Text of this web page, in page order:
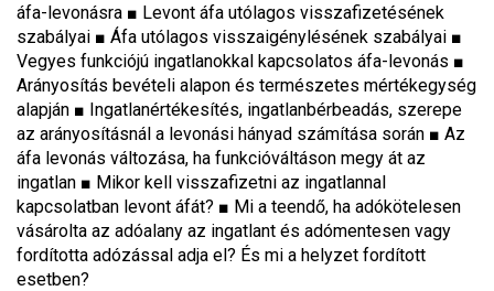
áfa-levonásra ■ Levont áfa utólagos visszafizetésének
szabályai ■ Áfa utólagos visszaigénylésének szabályai ■
Vegyes funkciójú ingatlanokkal kapcsolatos áfa-levonás ■
Arányosítás bevételi alapon és természetes mértékegység
alapján ■ Ingatlanértékesítés, ingatlanbérbeadás, szerepe
az arányosításnál a levonási hányad számítása során ■ Az
áfa levonás változása, ha funkcióváltáson megy át az
ingatlan ■ Mikor kell visszafizetni az ingatlannal
kapcsolatban levont áfát? ■ Mi a teendő, ha adókötelesen
vásárolta az adóalany az ingatlant és adómentesen vagy
fordította adózással adja el? És mi a helyzet fordított
esetben?